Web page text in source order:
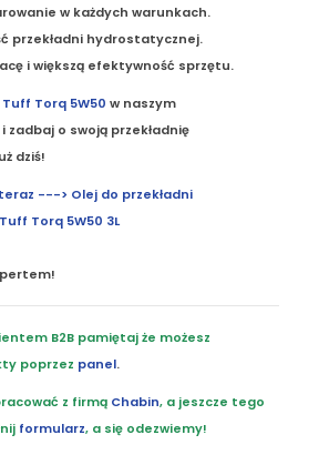
w każdych warunkach.
przekładni hydrostatycznej.
i większą efektywność sprzętu.
Torq 5W50 w naszym
i zadbaj o swoją przekładnię
dziś!
---> Olej do przekładni
Torq 5W50 3L
B2B pamiętaj że możesz
poprzez panel.
z firmą Chabin, a jeszcze tego
formularz, a się odezwiemy!